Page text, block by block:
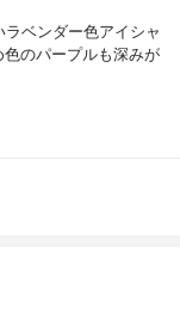
ベンダー色アイシャ
色のパープルも深みが